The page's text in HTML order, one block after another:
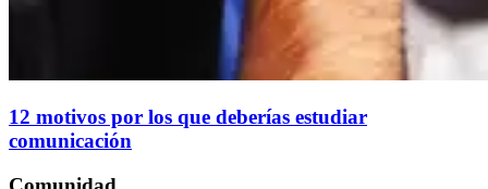
12 motivos por los que deberías estudiar
comunicación